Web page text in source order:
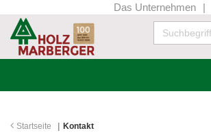
Das Unternehmen
Startseite Kontakt